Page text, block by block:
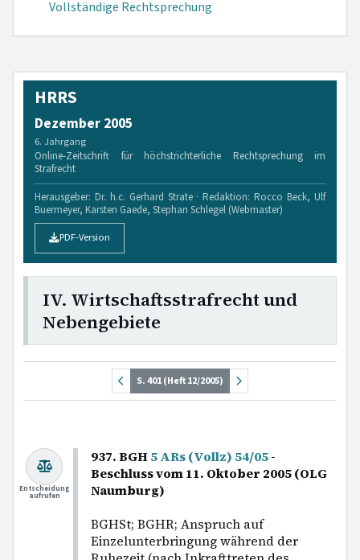
Vollständige Rechtsprechung
HRRS
Dezember 2005
6. Jahrgang
Online-Zeitschrift für höchstrichterliche Rechtsprechung im
Strafrecht
Herausgeber: Dr. h.c. Gerhard Strate · Redaktion: Rocco Beck, Ulf
Buermeyer, Karsten Gaede, Stephan Schlegel (Webmaster)
PDF-Version
IV. Wirtschaftsstrafrecht und
Nebengebiete
S. 401 (Heft 12/2005)
937. BGH5 ARs (Vollz) 54/05-
Beschluss vom 11. Oktober 2005 (OLG
Naumburg)
BGHSt; BGHR; Anspruch auf
Einzelunterbringung während der
Entscheidung
aufrufen